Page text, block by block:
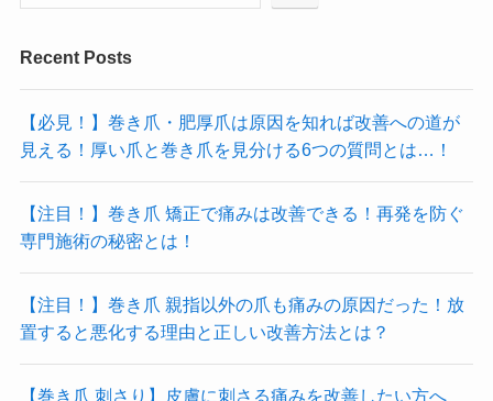
Recent Posts
【必見！】巻き爪・肥厚爪は原因を知れば改善への道が
見える！厚い爪と巻き爪を見分ける6つの質問とは…！
【注目！】巻き爪 矯正で痛みは改善できる！再発を防ぐ
専門施術の秘密とは！
【注目！】巻き爪 親指以外の爪も痛みの原因だった！放
置すると悪化する理由と正しい改善方法とは？
【巻き爪 刺さり】皮膚に刺さる痛みを改善したい方へ